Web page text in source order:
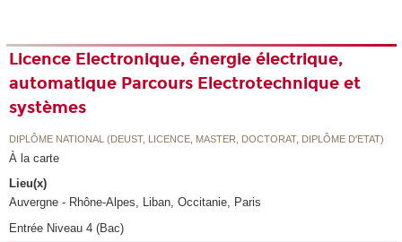
Licence Electronique, énergie électrique,
automatique Parcours Electrotechnique et
systèmes
DIPLÔME NATIONAL (DEUST, LICENCE, MASTER, DOCTORAT, DIPLÔME D'ETAT)
À la carte
Lieu(x)
Auvergne - Rhône-Alpes, Liban, Occitanie, Paris
Entrée Niveau 4 (Bac)